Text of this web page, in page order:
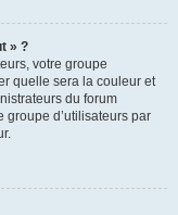
» ?
votre groupe
quelle sera la couleur et
du forum
groupe d’utilisateurs par